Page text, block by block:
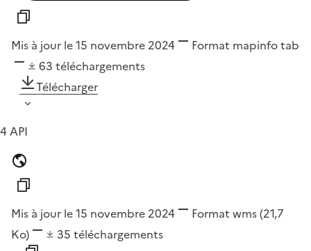
Mis à jour le 15 novembre 2024 Format mapinfo tab
63 téléchargements
Télécharger
4 API
Mis à jour le 15 novembre 2024 Format wms(21,7
Ko)
35 téléchargements